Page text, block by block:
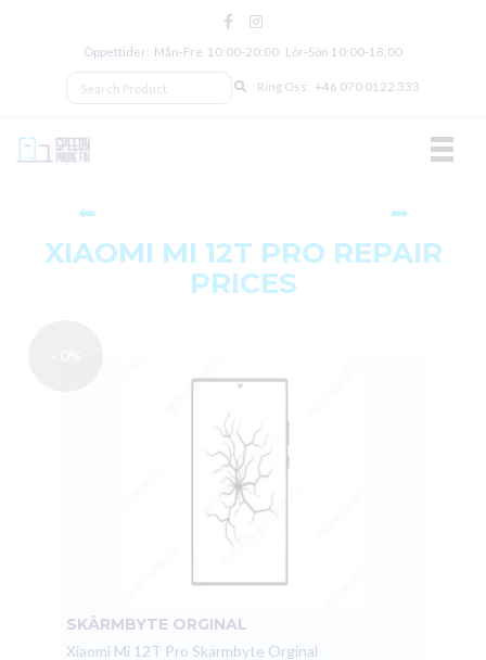
Öppettider: Mån‑Fre 10:00‑20:00 Lör‑Sön 10:00‑18:00
Ring Oss: +46 070 0122 333
⬅ ➡
XIAOMI MI 12T PRO REPAIR
PRICES
SKÄRMBYTE ORGINAL
Xiaomi Mi 12T Pro Skärmbyte Orginal